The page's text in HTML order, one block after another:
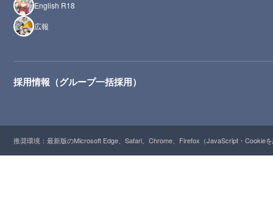
English R18
広報
採用情報（グループ一括採用）
推奨環境：最新版のMicrosoft Edge、Safari、Chrome、Firefox（JavaScript・Cookie